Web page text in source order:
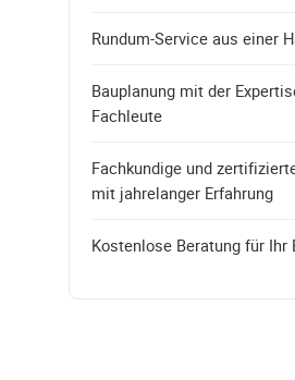
Rundum-Service aus einer
Bauplanung mit der
Fachleute
Fachkundige und
mit jahrelanger Erfahrung
Kostenlose Beratung für Ihr